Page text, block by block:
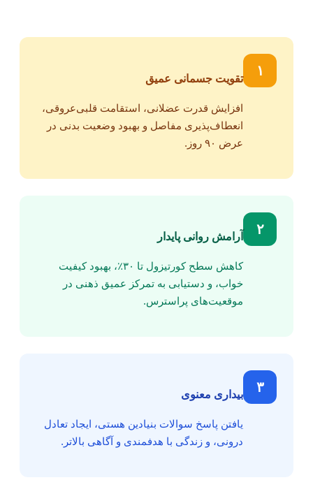
۱ تقویت جسمانی عمیق
افزایش قدرت عضلانی، استقامت قلبی‌عروقی،
انعطاف‌پذیری مفاصل و بهبود وضعیت بدنی در
عرض ۹۰ روز.
۲ آرامش روانی پایدار
کاهش سطح کورتيزول تا ۳۰٪، بهبود کیفیت
خواب، و دستیابی به تمرکز عمیق ذهنی در
موقعیت‌های پراسترس.
۳ بیداری معنوی
یافتن پاسخ سوالات بنیادین هستی، ایجاد تعادل
درونی، و زندگی با هدفمندی و آگاهی بالاتر.